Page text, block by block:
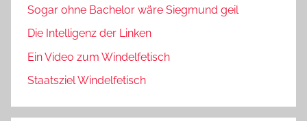
Sogar ohne Bachelor wäre Siegmund geil
Die Intelligenz der Linken
Ein Video zum Windelfetisch
Staatsziel Windelfetisch